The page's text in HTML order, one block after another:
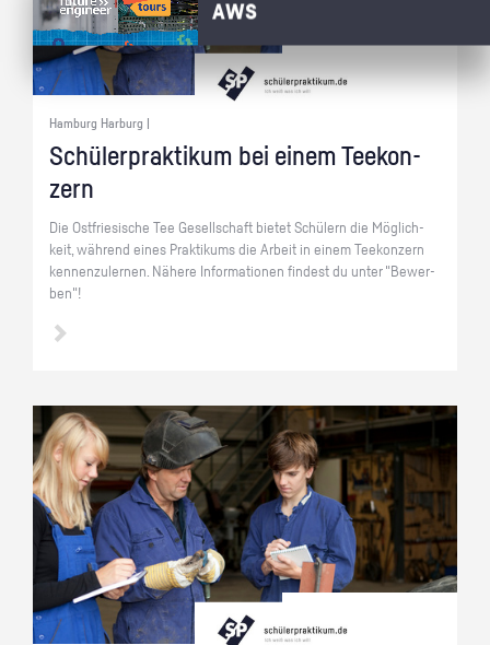
Hamburg Harburg |
Schü­ler­prak­ti­kum bei einem Tee­kon­
zern
Die Ost­frie­si­sche Tee Ge­sell­schaft bie­tet Schü­lern die Mög­lich­
keit, wäh­rend eines Prak­ti­kums die Ar­beit in einem Tee­kon­zern
ken­nen­zu­ler­nen. Nä­he­re In­for­ma­tio­nen fin­dest du unter "Be­wer­
ben"!
AWS